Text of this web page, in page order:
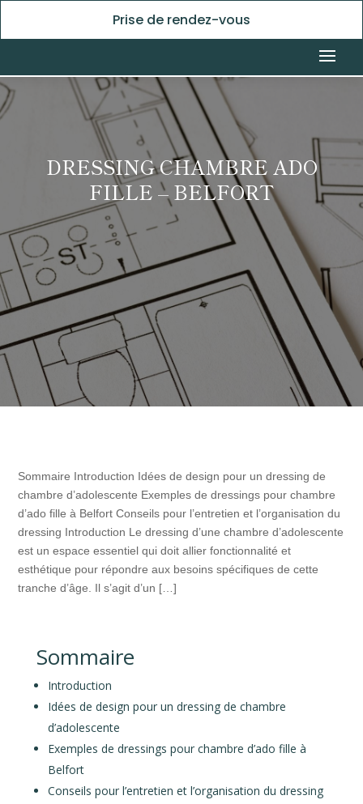
Prise de rendez-vous
DRESSING CHAMBRE ADO
FILLE – BELFORT
Sommaire Introduction Idées de design pour un dressing de
chambre d’adolescente Exemples de dressings pour chambre
d’ado fille à Belfort Conseils pour l’entretien et l’organisation du
dressing Introduction Le dressing d’une chambre d’adolescente
est un espace essentiel qui doit allier fonctionnalité et
esthétique pour répondre aux besoins spécifiques de cette
tranche d’âge. Il s’agit d’un […]
Sommaire
Introduction
Idées de design pour un dressing de chambre
d’adolescente
Exemples de dressings pour chambre d’ado fille à
Belfort
Conseils pour l’entretien et l’organisation du dressing